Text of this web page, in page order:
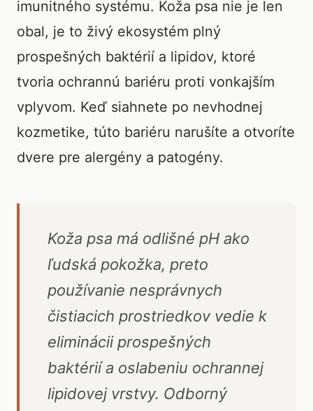
imunitného systému. Koža psa nie je len
obal, je to živý ekosystém plný
prospešných baktérií a lipidov, ktoré
tvoria ochrannú bariéru proti vonkajším
vplyvom. Keď siahnete po nevhodnej
kozmetike, túto bariéru narušíte a otvoríte
dvere pre alergény a patogény.
Koža psa má odlišné pH ako
ľudská pokožka, preto
používanie nesprávnych
čistiacich prostriedkov vedie k
eliminácii prospešných
baktérií a oslabeniu ochrannej
lipidovej vrstvy. Odborný